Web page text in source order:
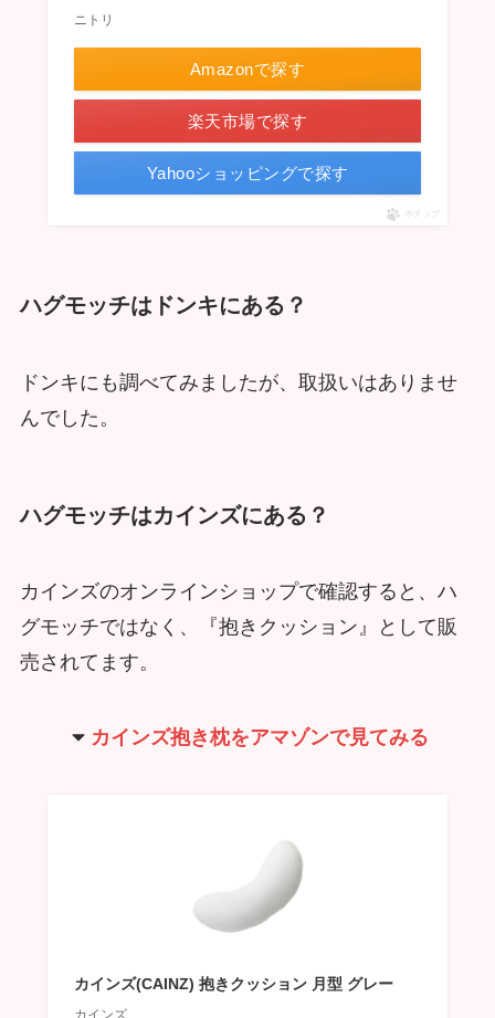
ニトリ
Amazonで探す
楽天市場で探す
Yahooショッピングで探す
ポチップ
ハグモッチはドンキにある？
ドンキにも調べてみましたが、取扱いはありませ
んでした。
ハグモッチはカインズにある？
カインズのオンラインショップで確認すると、ハ
グモッチではなく、『抱きクッション』として販
売されてます。
カインズ抱き枕をアマゾンで見てみる
カインズ(CAINZ) 抱きクッション 月型 グレー
カインズ